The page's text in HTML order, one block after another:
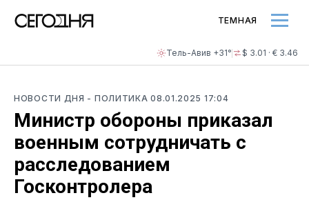
Тель-Авив +31° $ 3.01 · € 3.46
ТЕМНАЯ
НОВОСТИ ДНЯ - ПОЛИТИКА08.01.2025 17:04
Министр обороны приказал
военным сотрудничать с
расследованием
Госконтролера